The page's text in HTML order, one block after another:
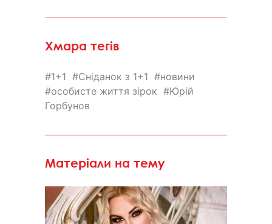
Хмара тегів
1+1 Сніданок з 1+1
новини
особисте життя зірок
Юрій
Горбунов
Матеріали на тему